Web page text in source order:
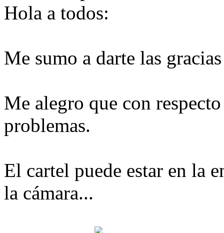
Hola a todos:
Me sumo a darte las
Me alegro que con
problemas.
El cartel puede estar en la
la cámara...